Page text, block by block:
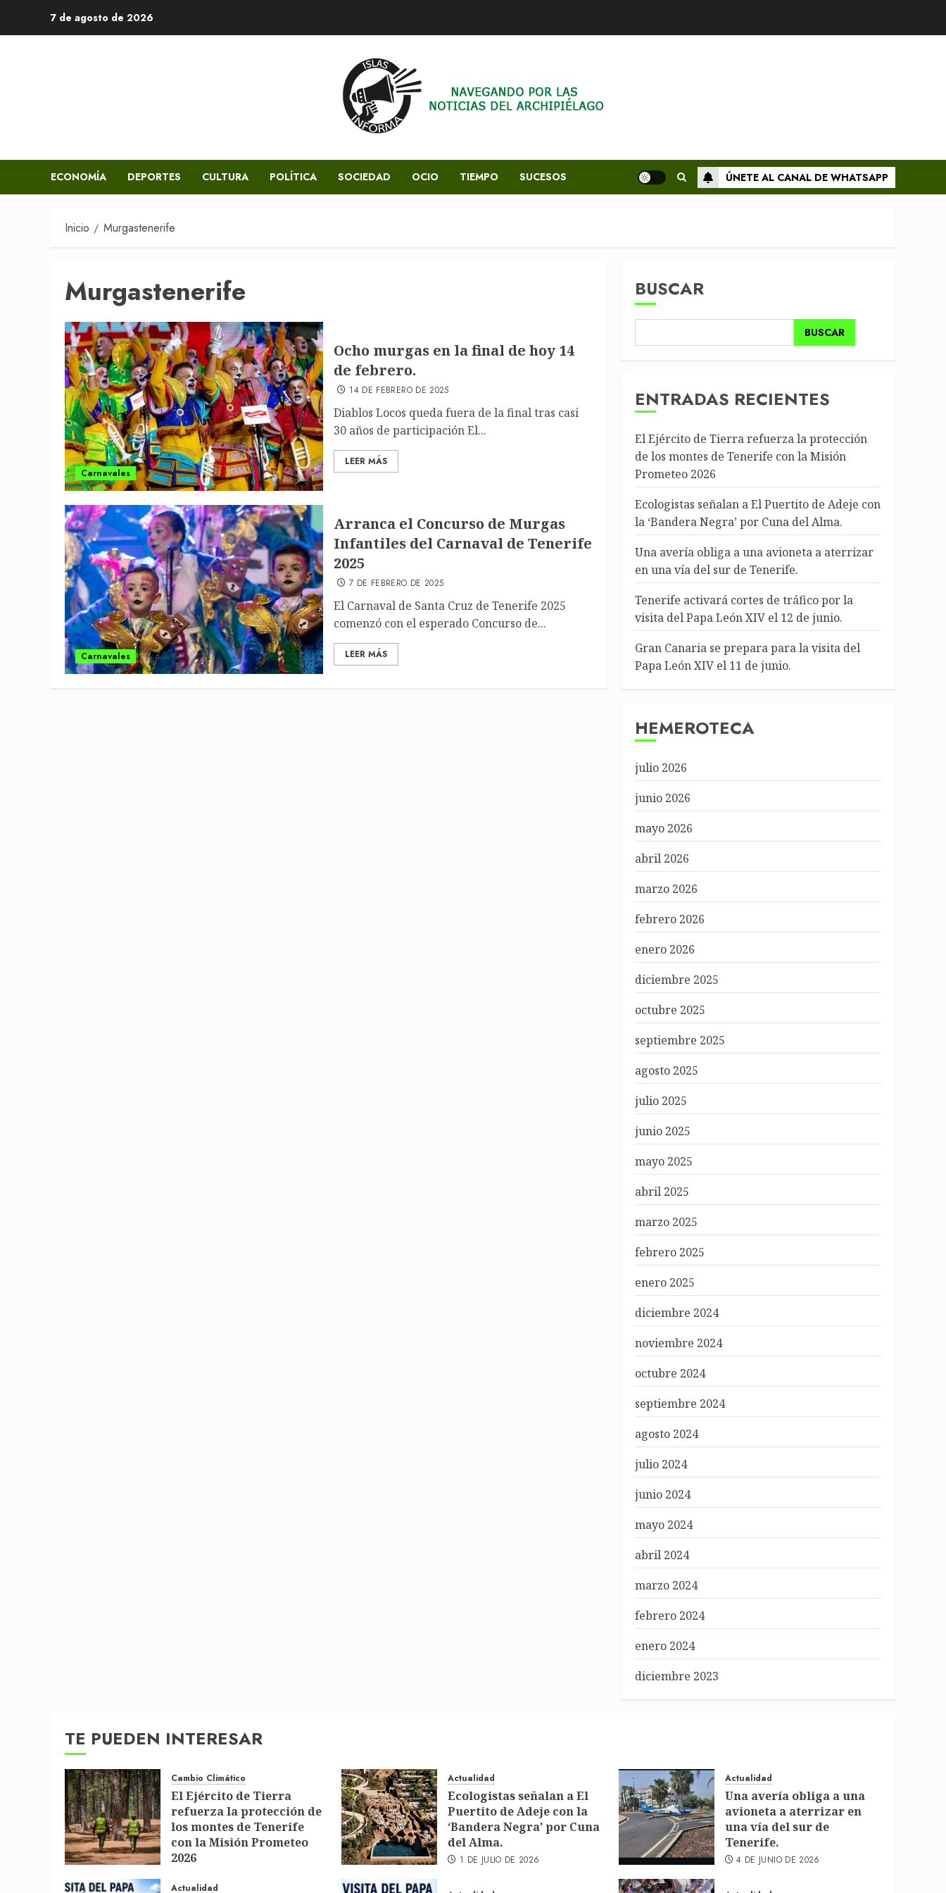
7 de agosto de 2026
ECONOMÍA DEPORTES CULTURA POLÍTICA SOCIEDAD OCIO TIEMPO SUCESOS ÚNETE AL CANAL DE WHATSAPP
Inicio Murgastenerife
Murgastenerife
Carnavales
Ocho murgas en la final de hoy 14
de febrero.
14 DE FEBRERO DE 2025
Diablos Locos queda fuera de la final tras casi
30 años de participación El...
LEER MÁS
Carnavales
Arranca el Concurso de Murgas
Infantiles del Carnaval de Tenerife
2025
7 DE FEBRERO DE 2025
El Carnaval de Santa Cruz de Tenerife 2025
comenzó con el esperado Concurso de...
LEER MÁS
BUSCAR
BUSCAR
ENTRADAS RECIENTES
El Ejército de Tierra refuerza la protección
de los montes de Tenerife con la Misión
Prometeo 2026
Ecologistas señalan a El Puertito de Adeje con
la ‘Bandera Negra’ por Cuna del Alma.
Una avería obliga a una avioneta a aterrizar
en una vía del sur de Tenerife.
Tenerife activará cortes de tráfico por la
visita del Papa León XIV el 12 de junio.
Gran Canaria se prepara para la visita del
Papa León XIV el 11 de junio.
HEMEROTECA
julio 2026
junio 2026
mayo 2026
abril 2026
marzo 2026
febrero 2026
enero 2026
diciembre 2025
octubre 2025
septiembre 2025
agosto 2025
julio 2025
junio 2025
mayo 2025
abril 2025
marzo 2025
febrero 2025
enero 2025
diciembre 2024
noviembre 2024
octubre 2024
septiembre 2024
agosto 2024
julio 2024
junio 2024
mayo 2024
abril 2024
marzo 2024
febrero 2024
enero 2024
diciembre 2023
TE PUEDEN INTERESAR
Cambio Climático
El Ejército de Tierra
refuerza la protección de
los montes de Tenerife
con la Misión Prometeo
2026
Actualidad
Ecologistas señalan a El
Puertito de Adeje con la
‘Bandera Negra’ por Cuna
del Alma.
1 DE JULIO DE 2026
Actualidad
Una avería obliga a una
avioneta a aterrizar en
una vía del sur de
Tenerife.
4 DE JUNIO DE 2026
Actualidad